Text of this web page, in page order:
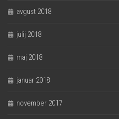
avgust 2018
julij 2018
maj 2018
januar 2018
november 2017